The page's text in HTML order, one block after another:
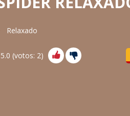
Relaxado
5.0 (votos: 2)